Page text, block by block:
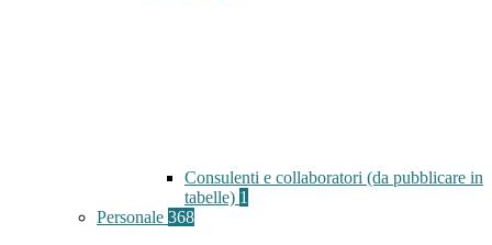
Consulenti e collaboratori (da pubblicare in
tabelle) 1
Personale 368